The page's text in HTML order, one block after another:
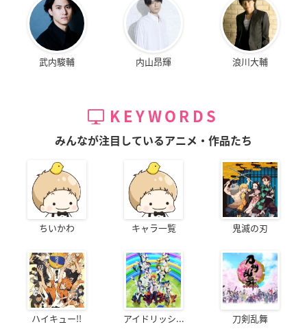
武内駿輔 内山昂輝 浪川大輔
KEYWORDS
みんなが注目しているアニメ・作品たち
ちいかわ キャラ一覧 鬼滅の刃
ハイキュー!! アイドリッシ... 刀剣乱舞